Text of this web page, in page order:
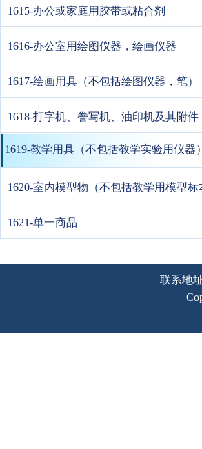
1615-办公或家庭用胶带或粘合剂
1616-办公室用绘图仪器，绘画仪器
1617-绘画用具（不包括绘图仪器，笔）
1618-打字机、誊写机、油印机及其附件
1619-教学用具（不包括教学实验用仪器）
1620-室内模型物（不包括教学用模型标
1621-单一商品
联系地